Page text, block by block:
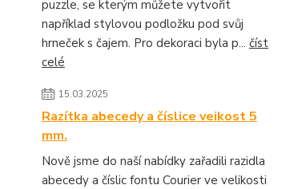
puzzle, se kterým můžete vytvořit
například stylovou podložku pod svůj
hrneček s čajem. Pro dekoraci byla p... číst
celé
15.03.2025
Razítka abecedy a číslice veikost 5
mm.
Nově jsme do naší nabídky zařadili razidla
abecedy a číslic fontu Courier ve velikosti